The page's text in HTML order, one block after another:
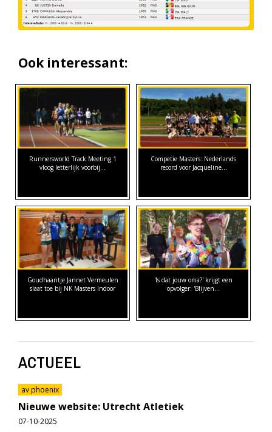
Ook interessant:
Runnersworld Track Meeting 1
vloog letterlijk voorbij...
Competie Masters: Nederlands
record voor Jacqueline…
Goudhaantje Jannet Vermeulen
slaat toe bij NK Masters Indoor
'Is dat jouw oma?' krijgt een
opvolger: 'Blijven…
ACTUEEL
av phoenix
Nieuwe website: Utrecht Atletiek
07-10-2025